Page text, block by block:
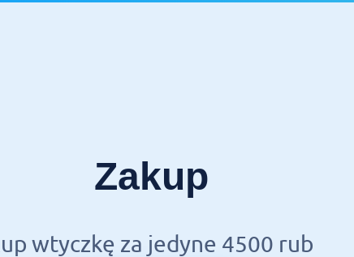
Zakup
wtyczkę za jedyne 4500 rub